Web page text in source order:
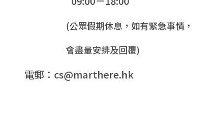
(公眾假期休息，如有緊急事情，
會盡量安排及回覆)
電郵：cs@marthere.hk